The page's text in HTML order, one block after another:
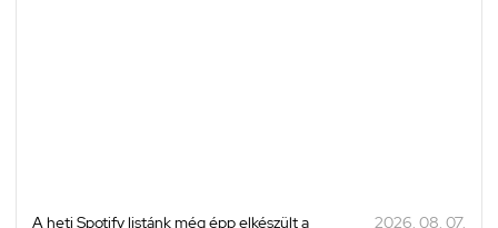
A heti Spotify listánk még épp elkészült a
2026. 08. 07.